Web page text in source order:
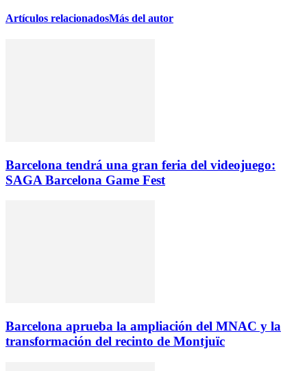
Artículos relacionadosMás del autor
Barcelona tendrá una gran feria del videojuego:
SAGA Barcelona Game Fest
Barcelona aprueba la ampliación del MNAC y la
transformación del recinto de Montjuïc